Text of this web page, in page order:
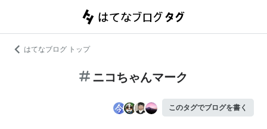
はてなブログ トップ
ニコちゃんマーク
このタグでブログを書く